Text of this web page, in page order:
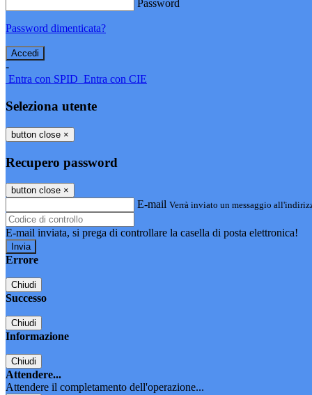
Password
Password dimenticata?
-
Entra con SPID Entra con CIE
Seleziona utente
button close ×
Recupero password
button close ×
E-mail Verrà inviato un messaggio
E-mail inviata, si prega di controllare la casella di posta elettronica!
Errore
Chiudi
Successo
Chiudi
Informazione
Chiudi
Attendere...
Attendere il completamento dell'operazione...